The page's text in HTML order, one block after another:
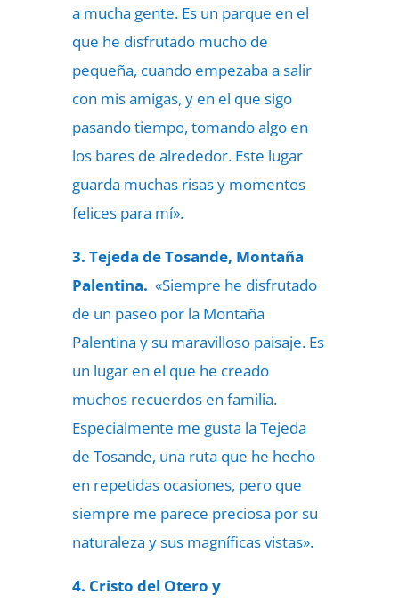
a mucha gente. Es un parque en el
que he disfrutado mucho de
pequeña, cuando empezaba a salir
con mis amigas, y en el que sigo
pasando tiempo, tomando algo en
los bares de alrededor. Este lugar
guarda muchas risas y momentos
felices para mí».
3. Tejeda de Tosande, Montaña
Palentina. «Siempre he disfrutado
de un paseo por la Montaña
Palentina y su maravilloso paisaje. Es
un lugar en el que he creado
muchos recuerdos en familia.
Especialmente me gusta la Tejeda
de Tosande, una ruta que he hecho
en repetidas ocasiones, pero que
siempre me parece preciosa por su
naturaleza y sus magníficas vistas».
4. Cristo del Otero y